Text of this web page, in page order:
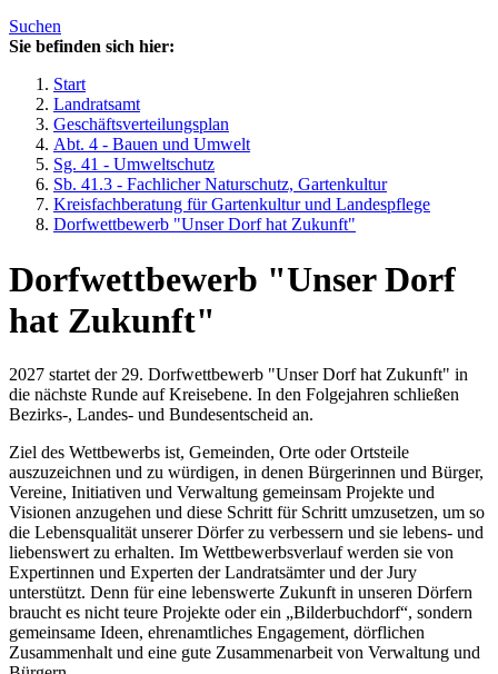
Suchen
Sie befinden sich hier:
Start
Landratsamt
Geschäftsverteilungsplan
Abt. 4 - Bauen und Umwelt
Sg. 41 - Umweltschutz
Sb. 41.3 - Fachlicher Naturschutz, Gartenkultur
Kreisfachberatung für Gartenkultur und Landespflege
Dorfwettbewerb "Unser Dorf hat Zukunft"
Dorfwettbewerb "Unser Dorf
hat Zukunft"
2027 startet der 29. Dorfwettbewerb "Unser Dorf hat Zukunft" in
die nächste Runde auf Kreisebene. In den Folgejahren schließen
Bezirks-, Landes- und Bundesentscheid an.
Ziel des Wettbewerbs ist, Gemeinden, Orte oder Ortsteile
auszuzeichnen und zu würdigen, in denen Bürgerinnen und Bürger,
Vereine, Initiativen und Verwaltung gemeinsam Projekte und
Visionen anzugehen und diese Schritt für Schritt umzusetzen, um so
die Lebensqualität unserer Dörfer zu verbessern und sie lebens- und
liebenswert zu erhalten. Im Wettbewerbsverlauf werden sie von
Expertinnen und Experten der Landratsämter und der Jury
unterstützt. Denn für eine lebenswerte Zukunft in unseren Dörfern
braucht es nicht teure Projekte oder ein „Bilderbuchdorf“, sondern
gemeinsame Ideen, ehrenamtliches Engagement, dörflichen
Zusammenhalt und eine gute Zusammenarbeit von Verwaltung und